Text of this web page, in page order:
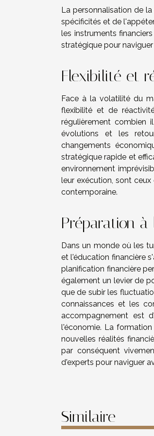
La personnalisation de
spécificités et de
les instruments
stratégique pour
Flexibilité et
Face à la volatilité du
flexibilité et de
régulièrement combien
évolutions et les
changements
stratégique rapide et
environnement
leur exécution, sont
contemporaine.
Préparation à
Dans un monde où les
et l'éducation financière
planification financière
également un levier de
que de subir les
connaissances et les
accompagnement est
l'économie. La
nouvelles réalités
par conséquent
d'experts pour naviguer
Similaire